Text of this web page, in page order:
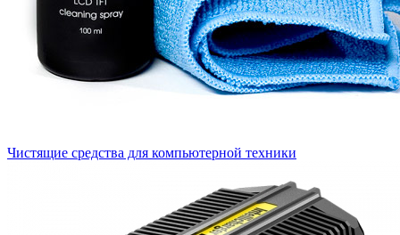
Чистящие средства для компьютерной техники